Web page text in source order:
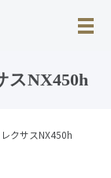
スNX450h
クサスNX450h